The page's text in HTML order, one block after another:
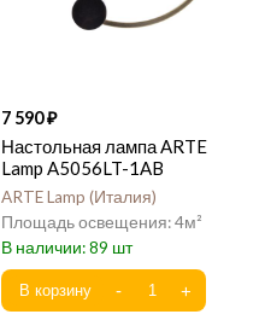
7 590
Настольная лампа ARTE
Lamp A5056LT-1AB
ARTE Lamp Италия
4
89